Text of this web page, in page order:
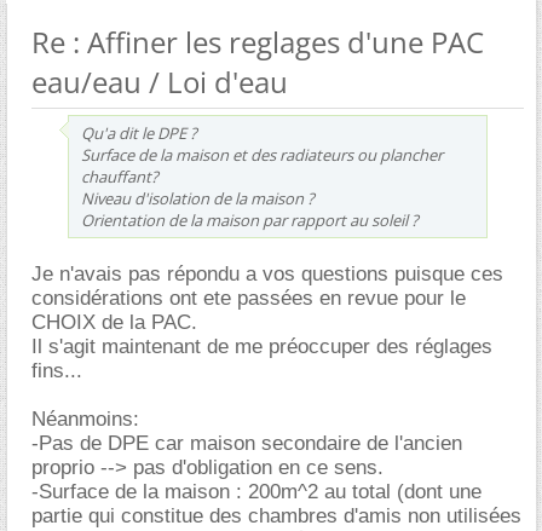
Re : Affiner les reglages d'une PAC
eau/eau / Loi d'eau
Qu'a dit le DPE ?
Surface de la maison et des radiateurs ou plancher
chauffant?
Niveau d'isolation de la maison ?
Orientation de la maison par rapport au soleil ?
Je n'avais pas répondu a vos questions puisque ces
considérations ont ete passées en revue pour le
CHOIX de la PAC.
Il s'agit maintenant de me préoccuper des réglages
fins...
Néanmoins:
-Pas de DPE car maison secondaire de l'ancien
proprio --> pas d'obligation en ce sens.
-Surface de la maison : 200m^2 au total (dont une
partie qui constitue des chambres d'amis non utilisées